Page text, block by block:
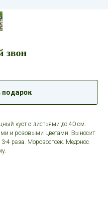
звон
подарок
куст с листьями до 40 см.
и розовыми цветами. Выносит
4 раза. Морозостоек. Медонос.